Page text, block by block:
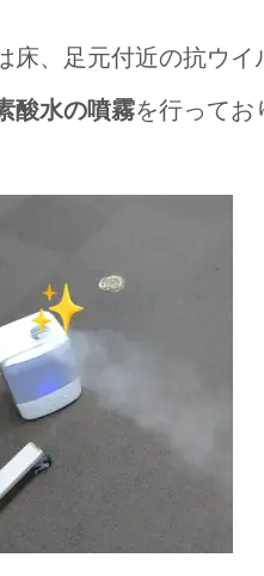
床、足元付近の抗ウイ
酸水の噴霧を行ってお